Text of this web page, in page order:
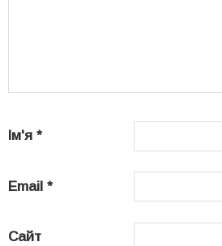
Ім'я *
Email *
Сайт